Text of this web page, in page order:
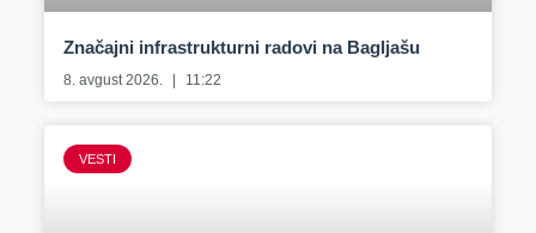
Značajni infrastrukturni radovi na Bagljašu
8. avgust 2026. 11:22
VESTI